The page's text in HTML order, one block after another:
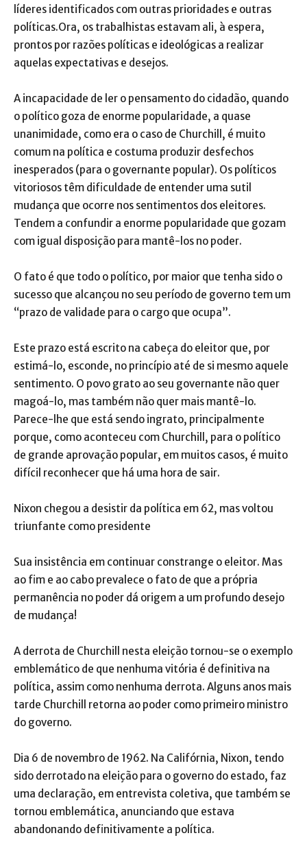
líderes identificados com outras prioridades e outras
políticas.Ora, os trabalhistas estavam ali, à espera,
prontos por razões políticas e ideológicas a realizar
aquelas expectativas e desejos.
A incapacidade de ler o pensamento do cidadão, quando
o político goza de enorme popularidade, a quase
unanimidade, como era o caso de Churchill, é muito
comum na política e costuma produzir desfechos
inesperados (para o governante popular). Os políticos
vitoriosos têm dificuldade de entender uma sutil
mudança que ocorre nos sentimentos dos eleitores.
Tendem a confundir a enorme popularidade que gozam
com igual disposição para mantê-los no poder.
O fato é que todo o político, por maior que tenha sido o
sucesso que alcançou no seu período de governo tem um
“prazo de validade para o cargo que ocupa”.
Este prazo está escrito na cabeça do eleitor que, por
estimá-lo, esconde, no princípio até de si mesmo aquele
sentimento. O povo grato ao seu governante não quer
magoá-lo, mas também não quer mais mantê-lo.
Parece-lhe que está sendo ingrato, principalmente
porque, como aconteceu com Churchill, para o político
de grande aprovação popular, em muitos casos, é muito
difícil reconhecer que há uma hora de sair.
Nixon chegou a desistir da política em 62, mas voltou
triunfante como presidente
Sua insistência em continuar constrange o eleitor. Mas
ao fim e ao cabo prevalece o fato de que a própria
permanência no poder dá origem a um profundo desejo
de mudança!
A derrota de Churchill nesta eleição tornou-se o exemplo
emblemático de que nenhuma vitória é definitiva na
política, assim como nenhuma derrota. Alguns anos mais
tarde Churchill retorna ao poder como primeiro ministro
do governo.
Dia 6 de novembro de 1962. Na Califórnia, Nixon, tendo
sido derrotado na eleição para o governo do estado, faz
uma declaração, em entrevista coletiva, que também se
tornou emblemática, anunciando que estava
abandonando definitivamente a política.